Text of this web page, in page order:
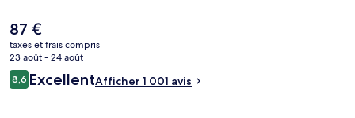
snack-bar/une épicerie fine, tandis que, petit plus pratique, les
chambres bénéficient d'un réfrigérateur et d'un micro-ondes. Les
autres voyageurs ne disent que du bien en ce qui concerne le
personnel attentionné.
Le
prix
actuel
est
de
87 €
taxes et frais compris
23 août - 24 août
Avis
voyageurs
8,68,6 sur 10
ExcellentAfficher 1 001 avis